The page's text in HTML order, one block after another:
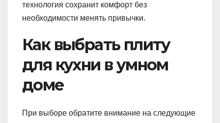
технология сохранит комфорт без
необходимости менять привычки.
Как выбрать плиту
для кухни в умном
доме
При выборе обратите внимание на следующие